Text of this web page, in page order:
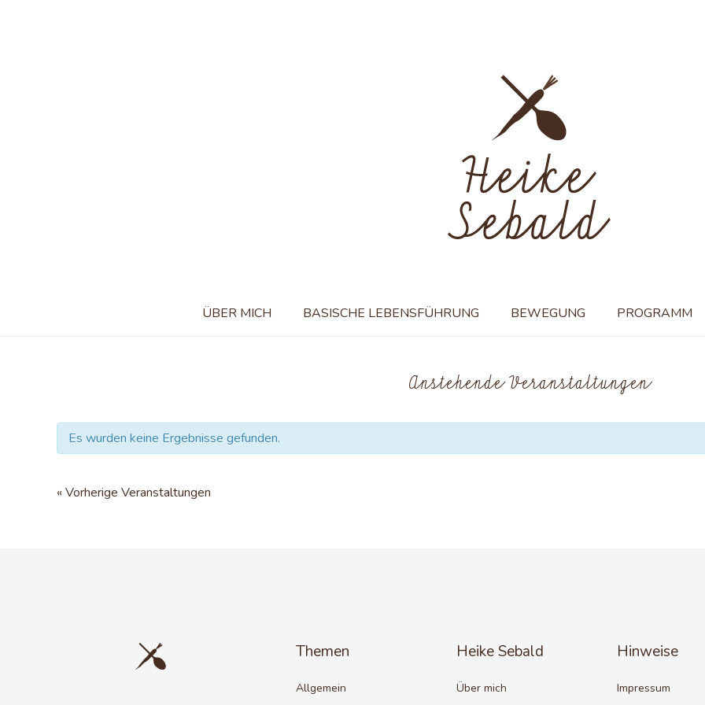
ÜBER MICH BASISCHE LEBENSFÜHRUNG BEWEGUNG PROGRAMM
Anstehende Veranstaltungen
Es wurden keine Ergebnisse gefunden.
« Vorherige Veranstaltungen
Themen
Allgemein
Heike Sebald
Über mich
Hinweise
Impressum